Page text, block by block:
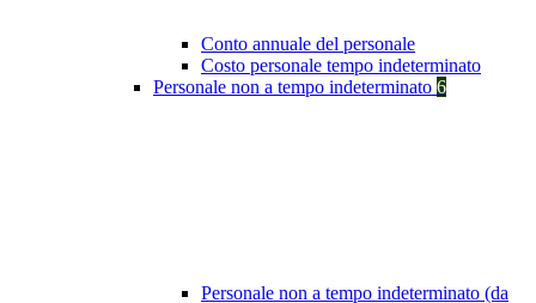
Conto annuale del personale
Costo personale tempo indeterminato
Personale non a tempo indeterminato 6
Personale non a tempo indeterminato (da